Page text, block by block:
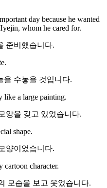
day because he wanted
whom he cared for.
준비했습니다.
을 수놓을 것입니다.
like a large painting.
양을 갖고 있었습니다.
shape.
양이었습니다.
cartoon character.
모습을 보고 웃었습니다.